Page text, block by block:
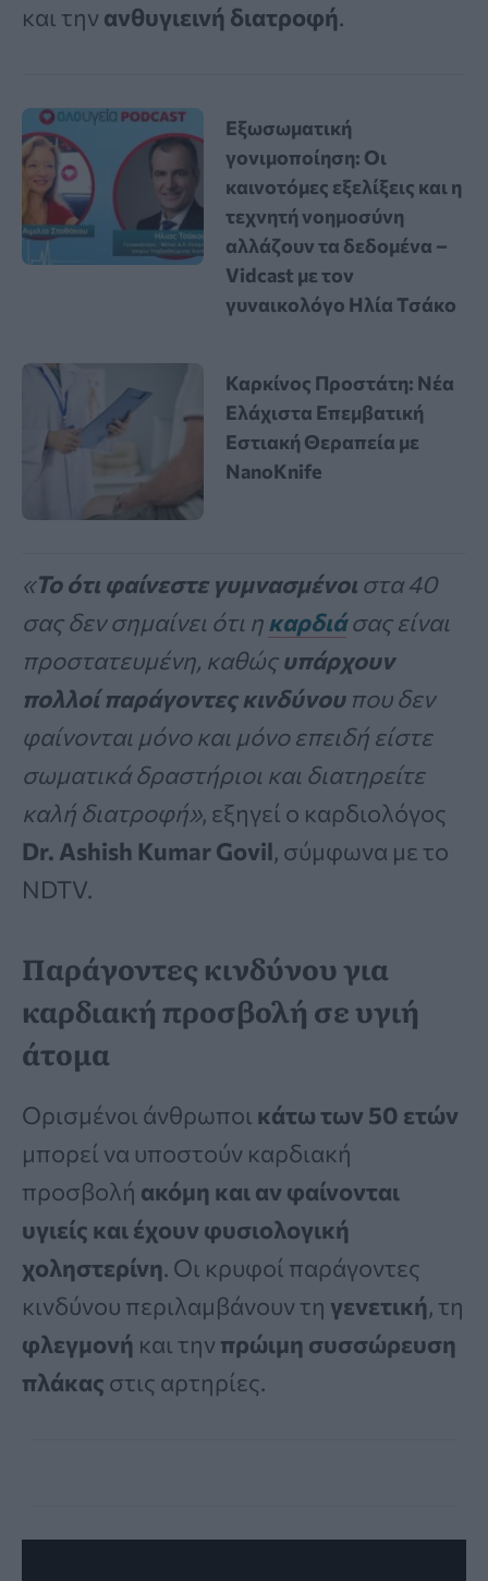
και την ανθυγιεινή διατροφή.
Εξωσωματική
γονιμοποίηση: Οι
καινοτόμες εξελίξεις και η
τεχνητή νοημοσύνη
αλλάζουν τα δεδομένα –
Vidcast με τον
γυναικολόγο Ηλία Τσάκο
Καρκίνος Προστάτη: Νέα
Ελάχιστα Επεμβατική
Εστιακή Θεραπεία με
NanoKnife
«Το ότι φαίνεστε γυμνασμένοι στα 40
σας δεν σημαίνει ότι η καρδιάσας είναι
προστατευμένη, καθώςυπάρχουν
πολλοί παράγοντες κινδύνου που δεν
φαίνονται μόνο και μόνο επειδή είστε
σωματικά δραστήριοι και διατηρείτε
καλή διατροφή», εξηγεί ο καρδιολόγος
Dr. Ashish Kumar Govil, σύμφωνα με το
NDTV.
Παράγοντες κινδύνου για
καρδιακή προσβολή σε υγιή
άτομα
Ορισμένοι άνθρωποι κάτω των 50 ετών
μπορεί να υποστούν καρδιακή
προσβολή ακόμη και αν φαίνονται
υγιείς και έχουν φυσιολογική
χοληστερίνη. Οι κρυφοί παράγοντες
κινδύνου περιλαμβάνουν τη γενετική, τη
φλεγμονή και την πρώιμη συσσώρευση
πλάκας στις αρτηρίες.